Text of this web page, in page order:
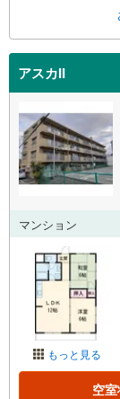
アスカII
マンション
もっと見る
空